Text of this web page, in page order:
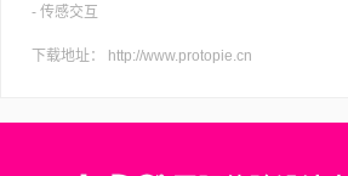
- 传感交互
下载地址： http://www.protopie.cn